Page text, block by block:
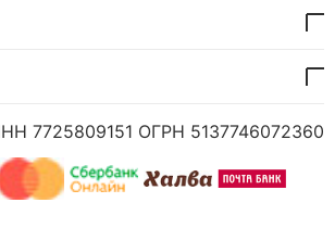
7725809151 ОГРН 5137746072360